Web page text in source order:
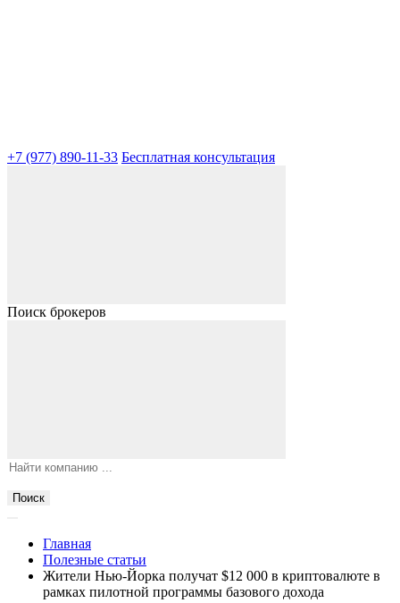
+7 (977) 890-11-33 Бесплатная консультация
Поиск брокеров
Поиск
Главная
Полезные статьи
Жители Нью-Йорка получат $12 000 в криптовалюте в
рамках пилотной программы базового дохода